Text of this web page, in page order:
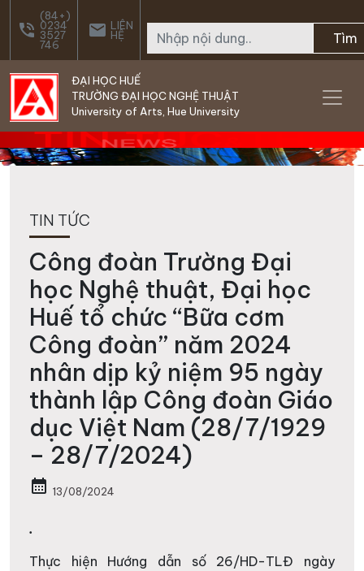
Skip to main content
phone_in_talk
(84+)
0234
3527
746
email LIÊN
HỆ Tìm
ĐẠI HỌC HUẾ
TRƯỜNG ĐẠI HỌC NGHỆ THUẬT
University of Arts, Hue University
TIN TỨC
Công đoàn Trường Đại
học Nghệ thuật, Đại học
Huế tổ chức “Bữa cơm
Công đoàn” năm 2024
nhân dịp kỷ niệm 95 ngày
thành lập Công đoàn Giáo
dục Việt Nam (28/7/1929
– 28/7/2024)
calendar_month 13/08/2024
.
Thực hiện Hướng dẫn số 26/HD-TLĐ ngày